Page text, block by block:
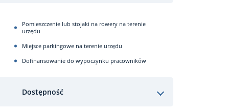
Pomieszczenie lub stojaki na rowery na terenie
urzędu
Miejsce parkingowe na terenie urzędu
Dofinansowanie do wypoczynku pracowników
Dostępność